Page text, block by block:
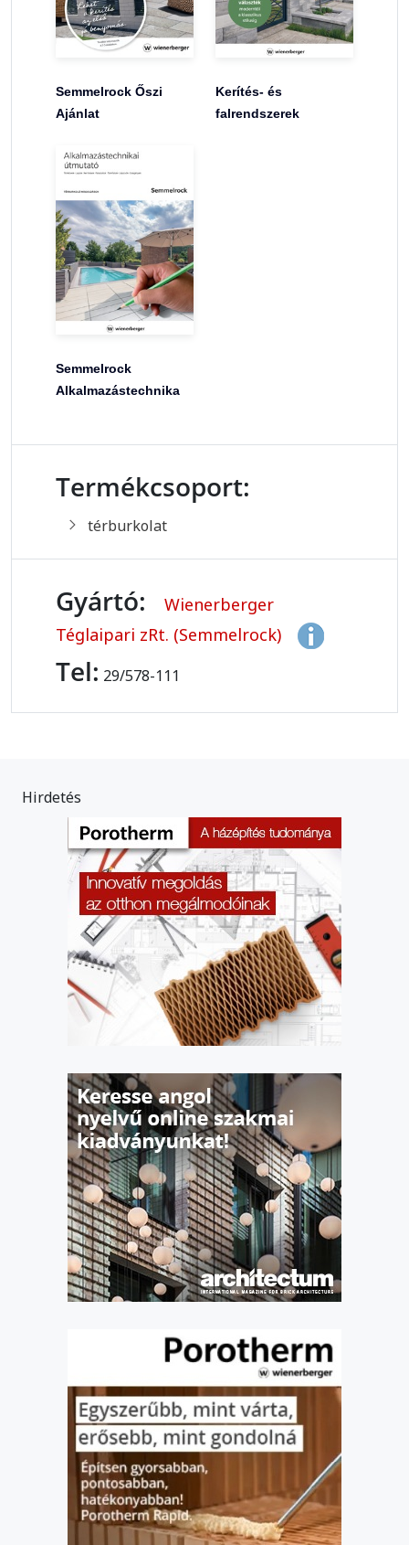
Semmelrock Őszi
Ajánlat
Kerítés- és
falrendszerek
Semmelrock
Alkalmazástechnika
Termékcsoport:
térburkolat
Gyártó:
Wienerberger
Téglaipari zRt. (Semmelrock)
Tel: 29/578-111
Hirdetés